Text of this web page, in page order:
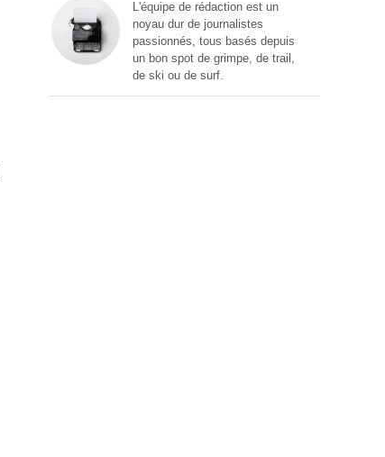
L'équipe de rédaction est un
noyau dur de journalistes
passionnés, tous basés depuis
un bon spot de grimpe, de trail,
de ski ou de surf.